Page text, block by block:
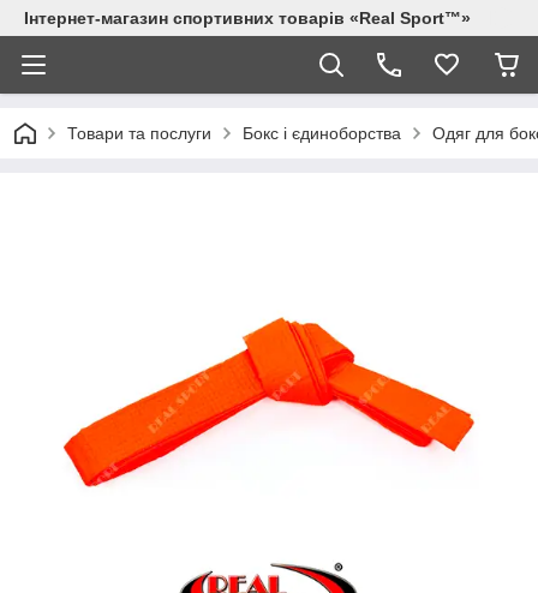
Інтернет-магазин спортивних товарів «Real Sport™»
Товари та послуги Бокс і єдиноборства Одяг для